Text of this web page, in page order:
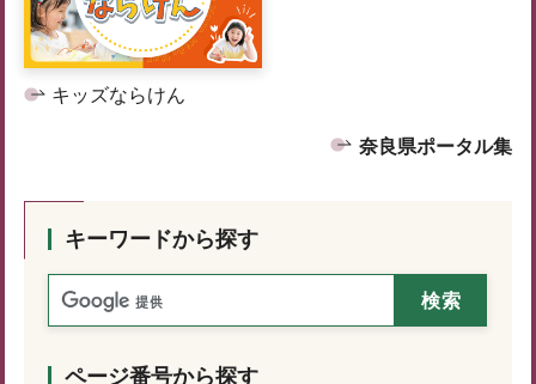
キッズならけん
奈良県ポータル集
キーワードから探す
ページ番号から探す